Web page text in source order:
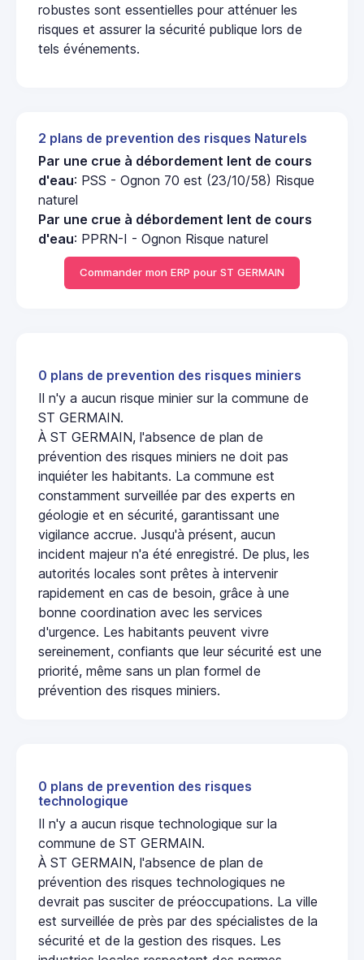
robustes sont essentielles pour atténuer les
risques et assurer la sécurité publique lors de
tels événements.
2 plans de prevention des risques Naturels
Par une crue à débordement lent de cours
d'eau: PSS - Ognon 70 est (23/10/58) Risque
naturel
Par une crue à débordement lent de cours
d'eau: PPRN-I - Ognon Risque naturel
Commander mon ERP pour ST GERMAIN
0 plans de prevention des risques miniers
Il n'y a aucun risque minier sur la commune de
ST GERMAIN.
À ST GERMAIN, l'absence de plan de
prévention des risques miniers ne doit pas
inquiéter les habitants. La commune est
constamment surveillée par des experts en
géologie et en sécurité, garantissant une
vigilance accrue. Jusqu'à présent, aucun
incident majeur n'a été enregistré. De plus, les
autorités locales sont prêtes à intervenir
rapidement en cas de besoin, grâce à une
bonne coordination avec les services
d'urgence. Les habitants peuvent vivre
sereinement, confiants que leur sécurité est une
priorité, même sans un plan formel de
prévention des risques miniers.
0 plans de prevention des risques
technologique
Il n'y a aucun risque technologique sur la
commune de ST GERMAIN.
À ST GERMAIN, l'absence de plan de
prévention des risques technologiques ne
devrait pas susciter de préoccupations. La ville
est surveillée de près par des spécialistes de la
sécurité et de la gestion des risques. Les